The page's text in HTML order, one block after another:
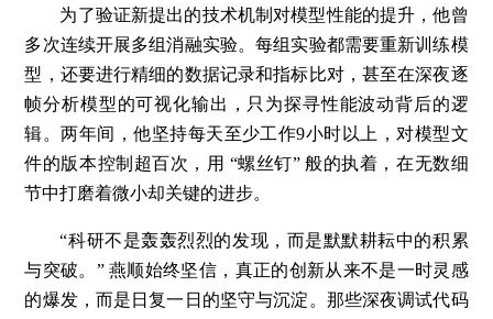
为了验证新提出的技术机制对模型性能的提升，他曾
多次连续开展多组消融实验。每组实验都需要重新训练模
型，还要进行精细的数据记录和指标比对，甚至在深夜逐
帧分析模型的可视化输出，只为探寻性能波动背后的逻
辑。两年间，他坚持每天至少工作9小时以上，对模型文
件的版本控制超百次，用 “螺丝钉” 般的执着，在无数细
节中打磨着微小却关键的进步。
“科研不是轰轰烈烈的发现，而是默默耕耘中的积累
与突破。” 燕顺始终坚信，真正的创新从来不是一时灵感
的爆发，而是日复一日的坚守与沉淀。那些深夜调试代码